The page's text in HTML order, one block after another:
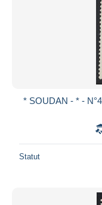
* SOUDAN - * -
Statut